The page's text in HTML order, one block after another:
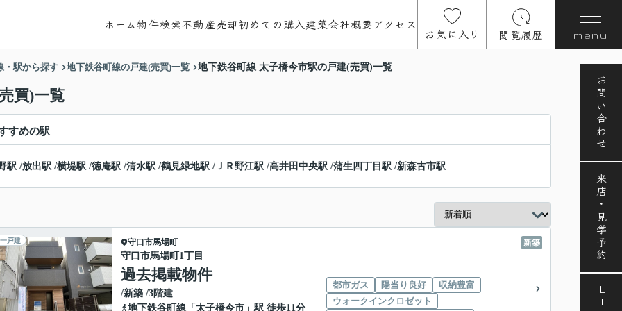
ホーム物件検索不動産売却初めての購入建築会社概要アクセス
お気に入り 閲覧履歴 menu
お問い合わせ
来店・見学予約
・駅から探す 地下鉄谷町線の戸建(売買)一覧 地下鉄谷町線 太子橋今市駅の戸建(売買)一覧
買)一覧
すめの駅
駅 /放出駅 /横堤駅 /徳庵駅 /清水駅 /鶴見緑地駅 / ＪＲ野江駅 /高井田中央駅 /蒲生四丁目駅 /新森古市駅
戸建 新築
守口市馬場町
守口市馬場町1丁目
過去掲載物件
/新築 /3階建
地下鉄谷町線 「 太子橋今市 」駅 徒歩11分
都市ガス 陽当り良好
収納豊富
ウォークインクロゼット